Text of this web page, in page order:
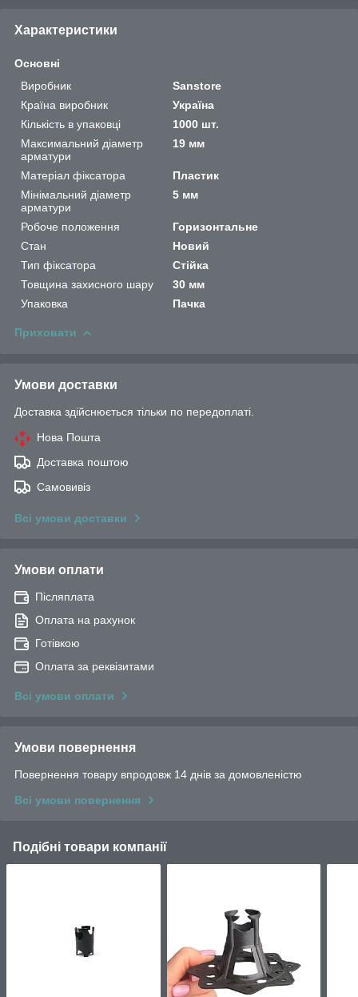
Характеристики
Основні
Виробник
Sanstore
Країна виробник
Україна
Кількість в упаковці
1000 шт.
Максимальний діаметр
арматури
19 мм
Матеріал фіксатора
Пластик
Мінімальний діаметр
арматури
5 мм
Робоче положення
Горизонтальне
Стан
Новий
Тип фіксатора
Стійка
Товщина захисного шару
30 мм
Упаковка
Пачка
Приховати
Умови доставки
Доставка здійснюється тільки по передоплаті.
Нова Пошта
Доставка поштою
Самовивіз
Всі умови доставки
Умови оплати
Післяплата
Оплата на рахунок
Готівкою
Оплата за реквізитами
Всі умови оплати
Умови повернення
Повернення товару впродовж 14 днів за домовленістю
Всі умови повернення
Подібні товари компанії